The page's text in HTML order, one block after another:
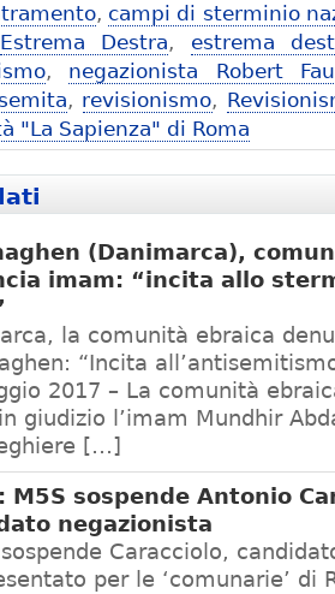
, campi di sterminio
Estrema Destra, estrema
, negazionista Robert
, revisionismo,
"La Sapienza" di Roma
(Danimarca),
imam: “incita allo
la comunità ebraica
“Incita
2017 – La comunità
giudizio l’imam Mundhir
[…]
M5S sospende Antonio
negazionista
sospende Caracciolo,
per le ‘comunarie’ di